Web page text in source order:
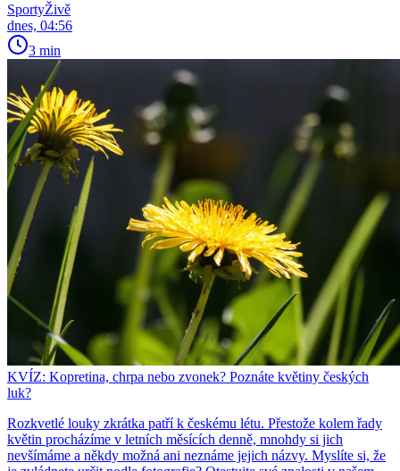
SportyŽivě
dnes, 04:56
3 min
KVÍZ: Kopretina, chrpa nebo zvonek? Poznáte květiny českých
luk?
Rozkvetlé louky zkrátka patří k českému létu. Přestože kolem řady
květin procházíme v letních měsících denně, mnohdy si jich
nevšímáme a někdy možná ani neznáme jejich názvy. Myslíte si, že